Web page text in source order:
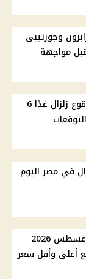
وجوزتيبي
مواجهة
البحوث الفلكية تحسم مزاعم وقوع زلزال غدًا 6
في مصر اليوم
أسعار الدولار اليوم الجمعة 7 أغسطس 2026
أعلى وأقل سعر